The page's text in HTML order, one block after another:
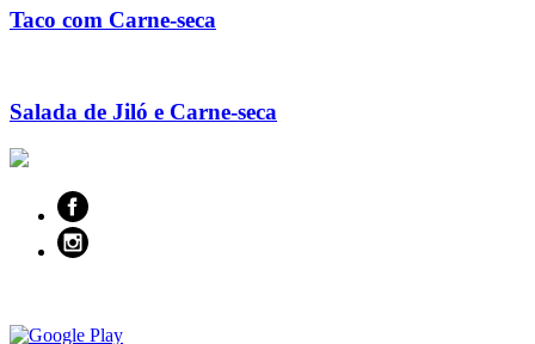
Taco com Carne-seca
Salada de Jiló e Carne-seca